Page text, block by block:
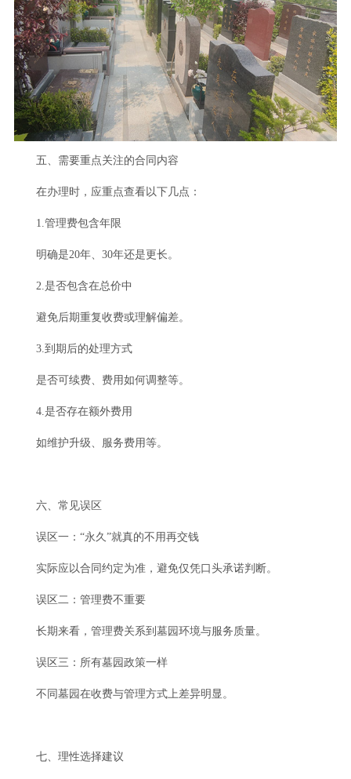
五、需要重点关注的合同内容
在办理时，应重点查看以下几点：
1.管理费包含年限
明确是20年、30年还是更长。
2.是否包含在总价中
避免后期重复收费或理解偏差。
3.到期后的处理方式
是否可续费、费用如何调整等。
4.是否存在额外费用
如维护升级、服务费用等。
六、常见误区
误区一：“永久”就真的不用再交钱
实际应以合同约定为准，避免仅凭口头承诺判断。
误区二：管理费不重要
长期来看，管理费关系到墓园环境与服务质量。
误区三：所有墓园政策一样
不同墓园在收费与管理方式上差异明显。
七、理性选择建议